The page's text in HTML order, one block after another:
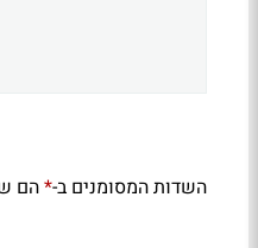
השדות המסומנים ב-*הם